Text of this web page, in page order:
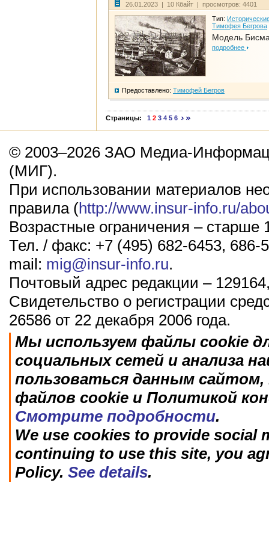
26.01.2023 | 10 Кбайт | просмотров: 4401
Тип:
Тимофея Бегрова
Модель
подробнее
Предоставлено: Тимофей Бегров
Страницы: 1 2 3 4 5 6
© 2003–2026 ЗАО Медиа-
(МИГ).
При использовании материалов
правила (http://www.insur-info.ru/
Возрастные ограничения – старше
Тел. / факс: +7 (495) 682-6453, 686-
mail: mig@insur-info.ru.
Почтовый адрес редакции –
Свидетельство о регистрации
26586 от 22 декабря 2006 года.
Мы используем файлы cookie
социальных сетей и анализа
пользоваться данным
файлов cookie и Политикой
Смотрите подробности.
We use cookies to provide social
continuing to use this site, you
Policy. See details.